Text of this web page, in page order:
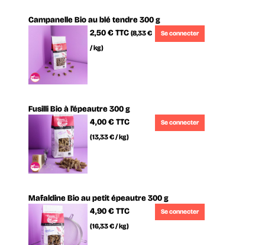
Campanelle Bio au blé tendre 300 g
2,50 €TTC (8,33 €
/ kg)
Se connecter
Fusilli Bio à l'épeautre 300 g
4,00 €TTC
(13,33 € / kg)
Se connecter
Mafaldine Bio au petit épeautre 300 g
4,90 €TTC
(16,33 € / kg)
Se connecter